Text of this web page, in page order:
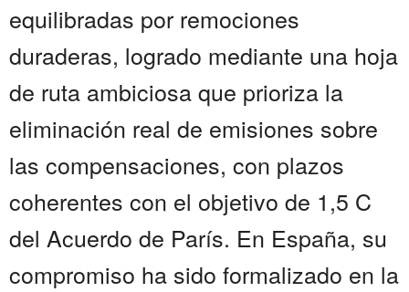
equilibradas por remociones
duraderas, logrado mediante una hoja
de ruta ambiciosa que prioriza la
eliminación real de emisiones sobre
las compensaciones, con plazos
coherentes con el objetivo de 1,5 C
del Acuerdo de París. En España, su
compromiso ha sido formalizado en la